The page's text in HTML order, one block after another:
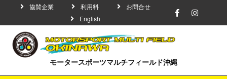
協賛企業 利用料
お問合せ
English
モータースポーツマルチフィールド沖縄